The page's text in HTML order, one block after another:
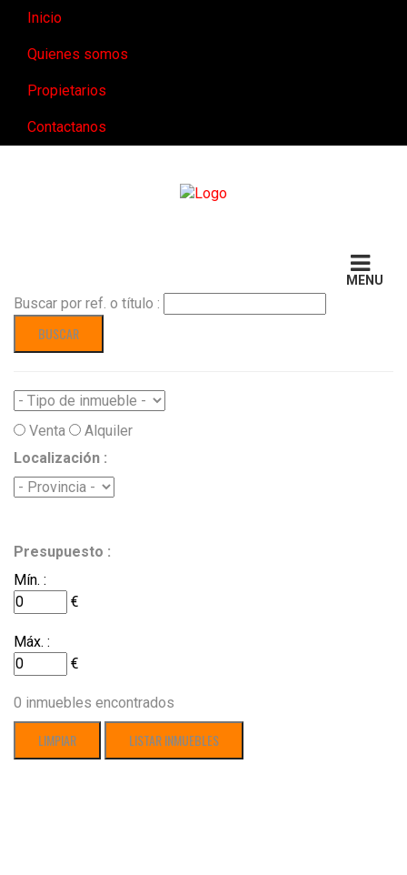
Inicio
Quienes somos
Propietarios
Contactanos
Buscar por ref. o título :
Venta
Alquiler
Localización :
Presupuesto :
Mín. :
€
Máx. :
€
0 inmuebles encontrados